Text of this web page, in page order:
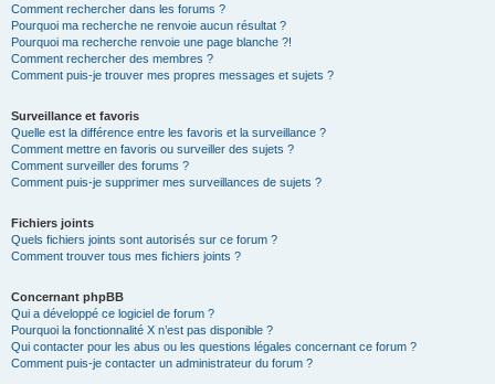
Comment rechercher dans les forums ?
Pourquoi ma recherche ne renvoie aucun résultat ?
Pourquoi ma recherche renvoie une page blanche ?!
Comment rechercher des membres ?
Comment puis-je trouver mes propres messages et sujets ?
Surveillance et favoris
Quelle est la différence entre les favoris et la surveillance ?
Comment mettre en favoris ou surveiller des sujets ?
Comment surveiller des forums ?
Comment puis-je supprimer mes surveillances de sujets ?
Fichiers joints
Quels fichiers joints sont autorisés sur ce forum ?
Comment trouver tous mes fichiers joints ?
Concernant phpBB
Qui a développé ce logiciel de forum ?
Pourquoi la fonctionnalité X n’est pas disponible ?
Qui contacter pour les abus ou les questions légales concernant ce forum ?
Comment puis-je contacter un administrateur du forum ?